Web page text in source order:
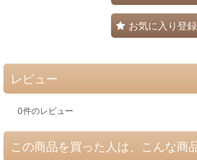
お気に入り登録
レビュー
0件のレビュー
この商品を買った人は、こんな商